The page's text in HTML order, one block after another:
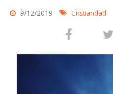
9/12/2019 Cristiandad